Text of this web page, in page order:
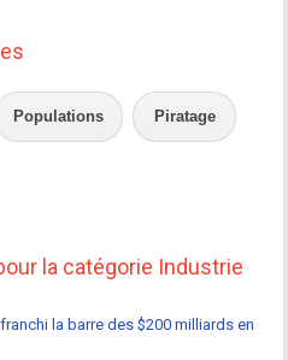
Populations Piratage
la catégorie Industrie
la barre des $200 milliards en